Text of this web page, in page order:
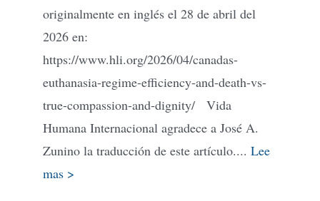
originalmente en inglés el 28 de abril del
2026 en:
https://www.hli.org/2026/04/canadas-
euthanasia-regime-efficiency-and-death-vs-
true-compassion-and-dignity/ Vida
Humana Internacional agradece a José A.
Zunino la traducción de este artículo.... Lee
mas >